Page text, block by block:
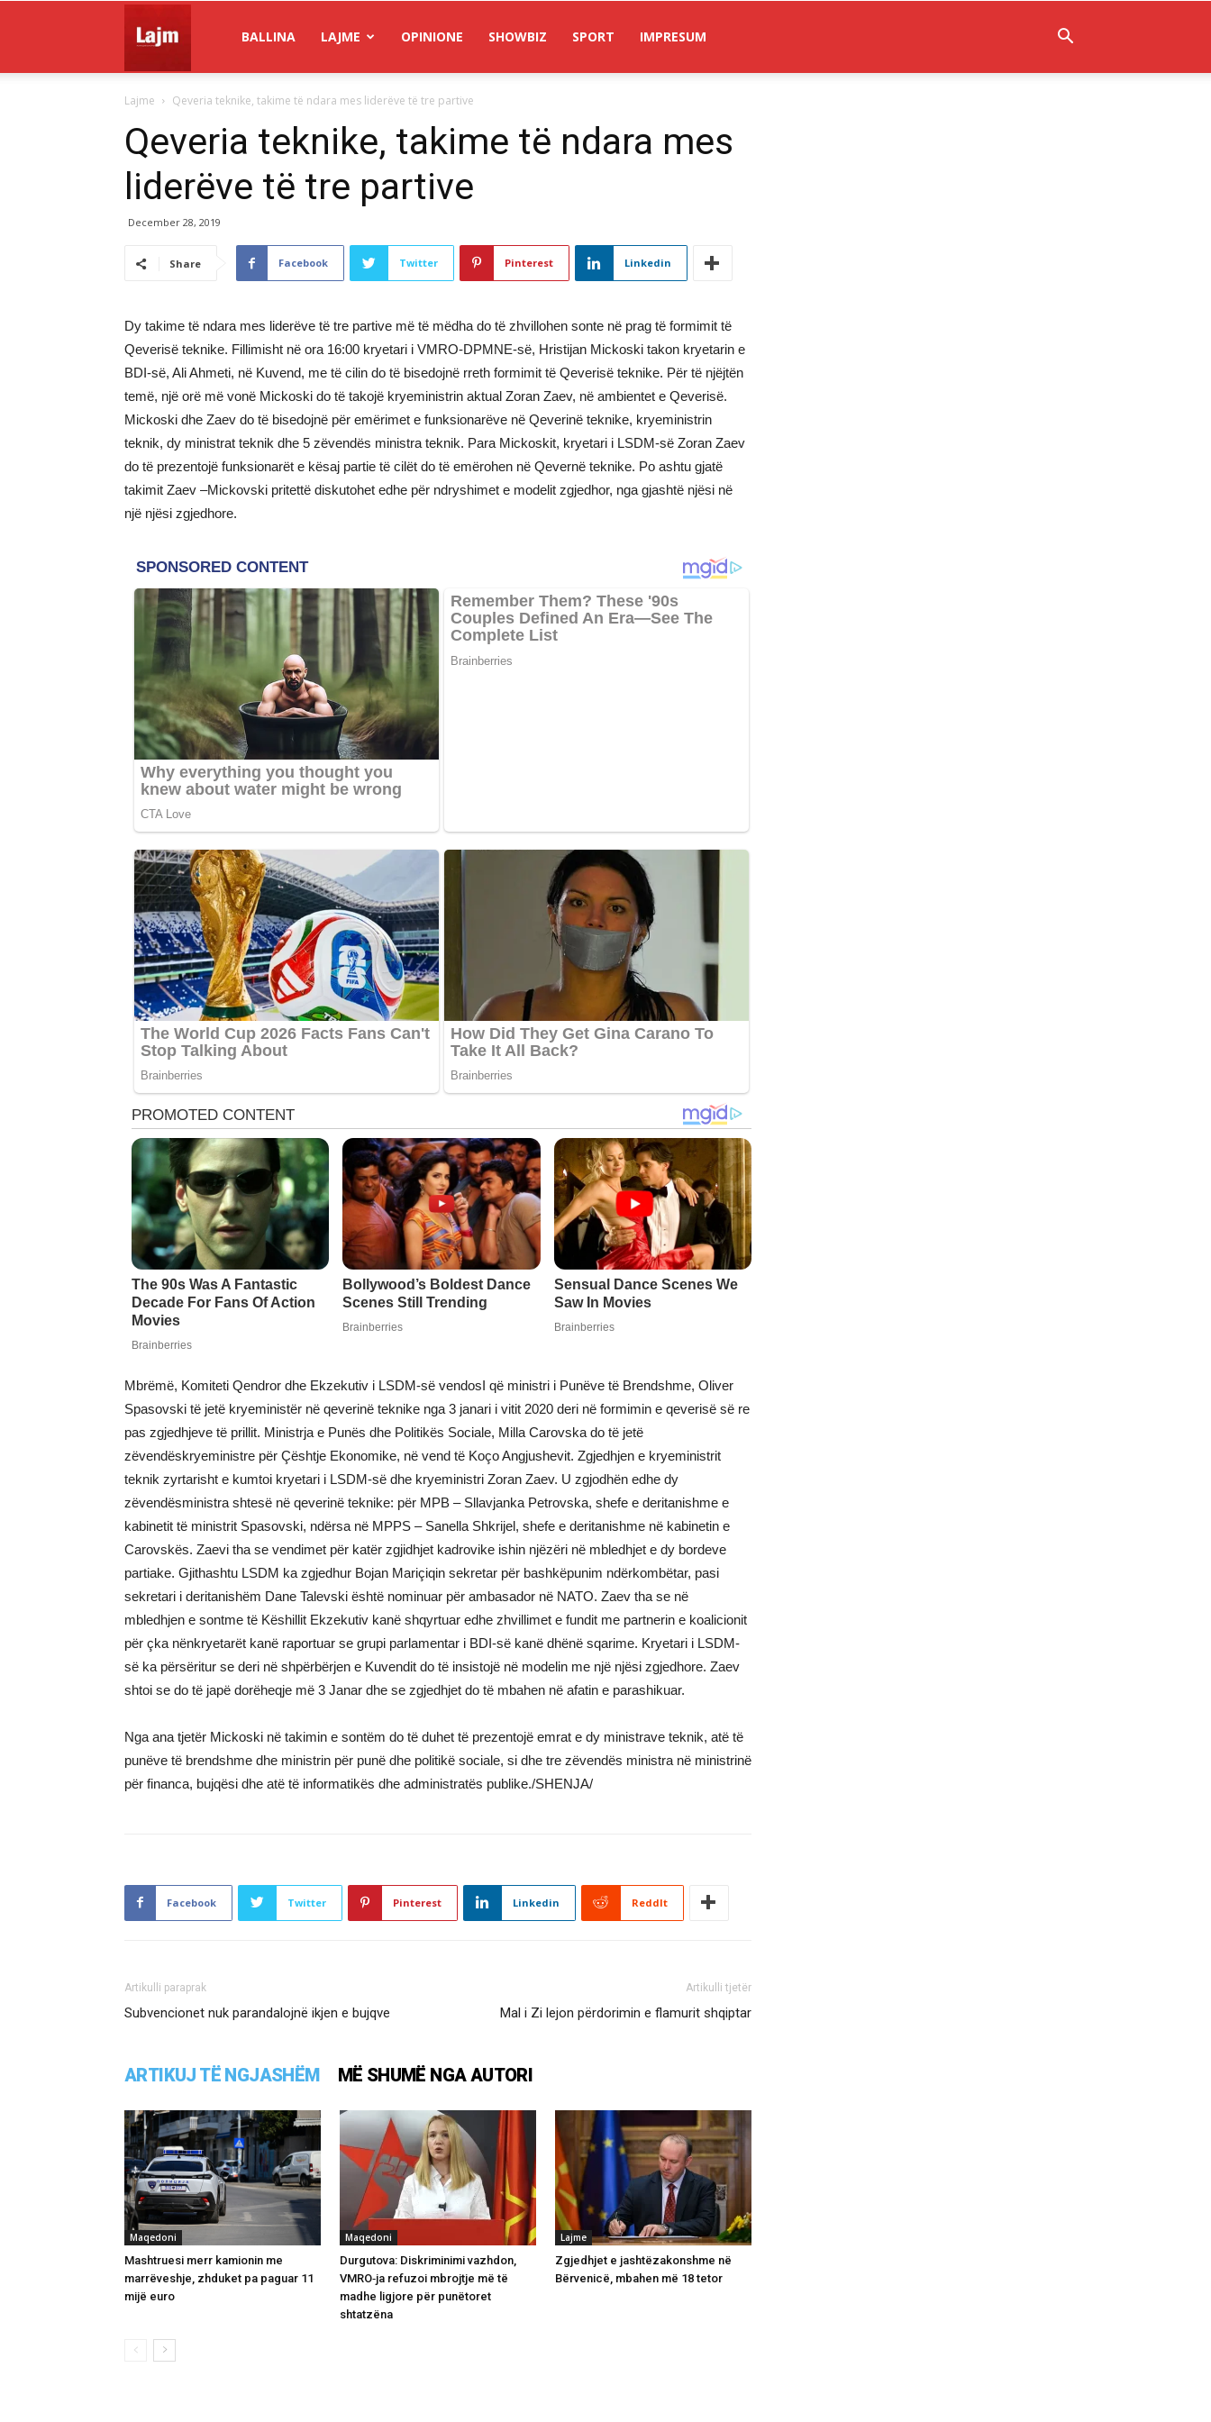
Lajm
BALLINA LAJME OPINIONE SHOWBIZ SPORT IMPRESUM
Lajme Qeveria teknike, takime të ndara mes liderëve të tre partive
Qeveria teknike, takime të ndara mes
liderëve të tre partive
December 28, 2019
Share Facebook Twitter Pinterest Linkedin
Dy takime të ndara mes liderëve të tre partive më të mëdha do të zhvillohen sonte në prag të formimit të
Qeverisë teknike. Fillimisht në ora 16:00 kryetari i VMRO-DPMNE-së, Hristijan Mickoski takon kryetarin e
BDI-së, Ali Ahmeti, në Kuvend, me të cilin do të bisedojnë rreth formimit të Qeverisë teknike. Për të njëjtën
temë, një orë më vonë Mickoski do të takojë kryeministrin aktual Zoran Zaev, në ambientet e Qeverisë.
Mickoski dhe Zaev do të bisedojnë për emërimet e funksionarëve në Qeverinë teknike, kryeministrin
teknik, dy ministrat teknik dhe 5 zëvendës ministra teknik. Para Mickoskit, kryetari i LSDM-së Zoran Zaev
do të prezentojë funksionarët e kësaj partie të cilët do të emërohen në Qevernë teknike. Po ashtu gjatë
takimit Zaev –Mickovski pritettë diskutohet edhe për ndryshimet e modelit zgjedhor, nga gjashtë njësi në
një njësi zgjedhore.
Mbrëmë, Komiteti Qendror dhe Ekzekutiv i LSDM-së vendosI që ministri i Punëve të Brendshme, Oliver
Spasovski të jetë kryeministër në qeverinë teknike nga 3 janari i vitit 2020 deri në formimin e qeverisë së re
pas zgjedhjeve të prillit. Ministrja e Punës dhe Politikës Sociale, Milla Carovska do të jetë
zëvendëskryeministre për Çështje Ekonomike, në vend të Koço Angjushevit. Zgjedhjen e kryeministrit
teknik zyrtarisht e kumtoi kryetari i LSDM-së dhe kryeministri Zoran Zaev. U zgjodhën edhe dy
zëvendësministra shtesë në qeverinë teknike: për MPB – Sllavjanka Petrovska, shefe e deritanishme e
kabinetit të ministrit Spasovski, ndërsa në MPPS – Sanella Shkrijel, shefe e deritanishme në kabinetin e
Carovskës. Zaevi tha se vendimet për katër zgjidhjet kadrovike ishin njëzëri në mbledhjet e dy bordeve
partiake. Gjithashtu LSDM ka zgjedhur Bojan Mariçiqin sekretar për bashkëpunim ndërkombëtar, pasi
sekretari i deritanishëm Dane Talevski është nominuar për ambasador në NATO. Zaev tha se në
mbledhjen e sontme të Këshillit Ekzekutiv kanë shqyrtuar edhe zhvillimet e fundit me partnerin e koalicionit
për çka nënkryetarët kanë raportuar se grupi parlamentar i BDI-së kanë dhënë sqarime. Kryetari i LSDM-
së ka përsëritur se deri në shpërbërjen e Kuvendit do të insistojë në modelin me një njësi zgjedhore. Zaev
shtoi se do të japë dorëheqje më 3 Janar dhe se zgjedhjet do të mbahen në afatin e parashikuar.
Nga ana tjetër Mickoski në takimin e sontëm do të duhet të prezentojë emrat e dy ministrave teknik, atë të
punëve të brendshme dhe ministrin për punë dhe politikë sociale, si dhe tre zëvendës ministra në ministrinë
për financa, bujqësi dhe atë të informatikës dhe administratës publike./SHENJA/
Facebook Twitter Pinterest Linkedin ReddIt
Artikulli paraprak
Subvencionet nuk parandalojnë ikjen e bujqve
Artikulli tjetër
Mal i Zi lejon përdorimin e flamurit shqiptar
ARTIKUJ TË NGJASHËM MË SHUMË NGA AUTORI
Maqedoni
Mashtruesi merr kamionin me
marrëveshje, zhduket pa paguar 11
mijë euro
Maqedoni
Durgutova: Diskriminimi vazhdon,
VMRO‑ja refuzoi mbrojtje më të
madhe ligjore për punëtoret
shtatzëna
Lajme
Zgjedhjet e jashtëzakonshme në
Bërvenicë, mbahen më 18 tetor